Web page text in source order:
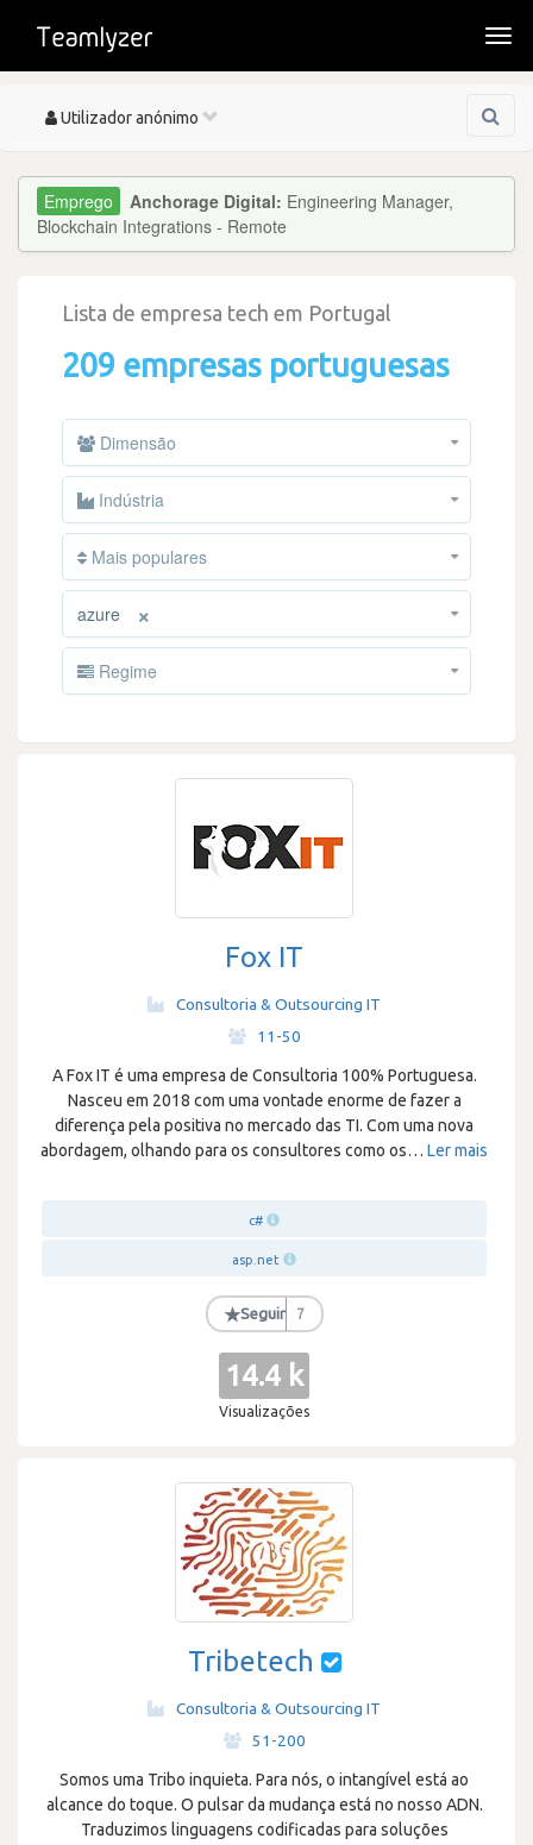
Toggle
Utilizador anónimo
Anchorage Digital: Engineering Manager,
Blockchain Integrations - Remote
Lista de empresa tech em Portugal
209 empresas portuguesas
Dimensão
Indústria
Mais populares
×
azure
Regime
Fox IT
Consultoria & Outsourcing IT
11-50
A Fox IT é uma empresa de Consultoria 100% Portuguesa.
Nasceu em 2018 com uma vontade enorme de fazer a
diferença pela positiva no mercado das TI. Com uma nova
abordagem, olhando para os consultores como os… Ler mais
c#
asp.net
★Seguir 7
14.4 k
Visualizações
Tribetech
Consultoria & Outsourcing IT
51-200
Somos uma Tribo inquieta. Para nós, o intangível está ao
alcance do toque. O pulsar da mudança está no nosso ADN.
Traduzimos linguagens codificadas para soluções